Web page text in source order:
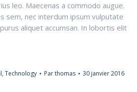
leo. Maecenas a commodo augue.
sem, nec interdum ipsum vulputate
aliquet accumsan. In lobortis elit
, Technology Parthomas 30 janvier 2016